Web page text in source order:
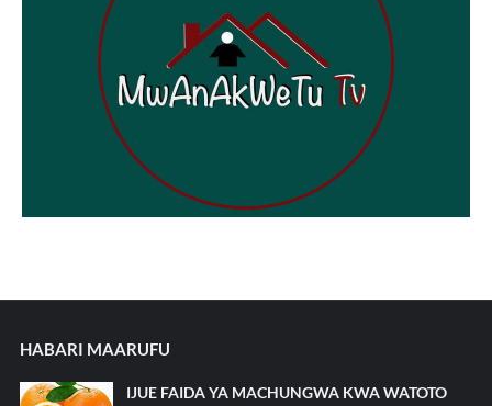
HABARI MAARUFU
IJUE FAIDA YA MACHUNGWA KWA WATOTO